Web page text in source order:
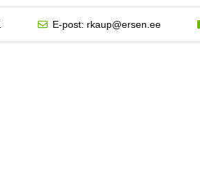
E-post: rkaup@ersen.ee